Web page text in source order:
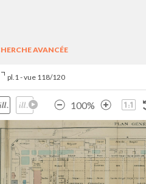
AVANCÉE
pl.1 - vue 118/120
100%